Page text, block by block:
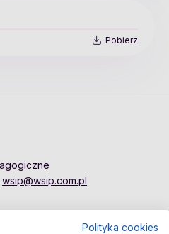
Pobierz
wsip@wsip.com.pl
Pierwsze krokiPolityka cookies